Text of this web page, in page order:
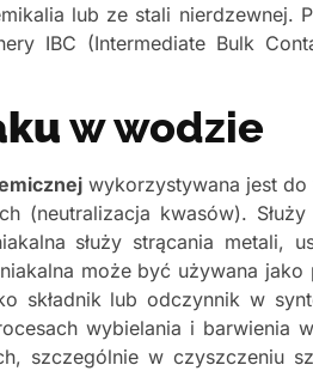
lub ze stali nierdzewnej.
IBC (Intermediate Bulk
w wodzie
wykorzystywana jest
(neutralizacja kwasów).
służy strącania metali,
może być używana
składnik lub odczynnik w
wybielania i barwienia
szczególnie w czyszczeniu